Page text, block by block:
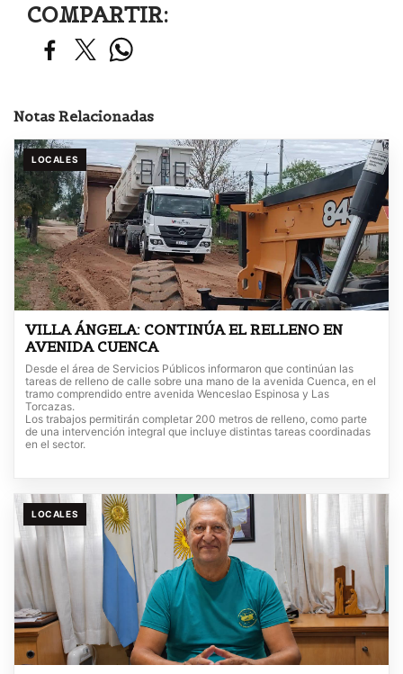
COMPARTIR:
Notas Relacionadas
LOCALES
VILLA ÁNGELA: CONTINÚA EL RELLENO EN
AVENIDA CUENCA
Desde el área de Servicios Públicos informaron que continúan las
tareas de relleno de calle sobre una mano de la avenida Cuenca, en el
tramo comprendido entre avenida Wenceslao Espinosa y Las
Torcazas.
Los trabajos permitirán completar 200 metros de relleno, como parte
de una intervención integral que incluye distintas tareas coordinadas
en el sector.
LOCALES